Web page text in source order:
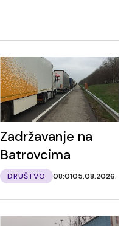
Zadržavanje na
Batrovcima
DRUŠTVO 08:0105.08.2026.